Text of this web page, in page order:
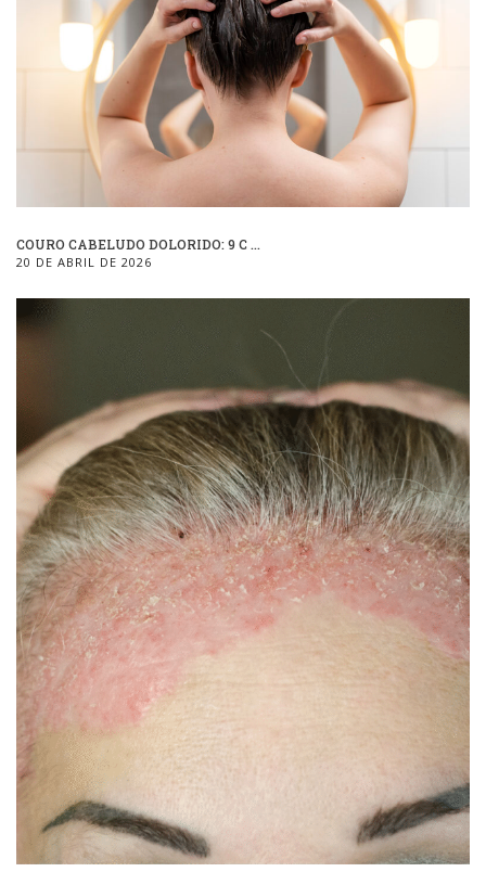
COURO CABELUDO DOLORIDO: 9 C ...
20 DE ABRIL DE 2026